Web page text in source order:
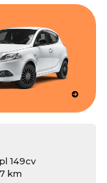
di vetture usate e
la
600 vetture dei
149cv
km